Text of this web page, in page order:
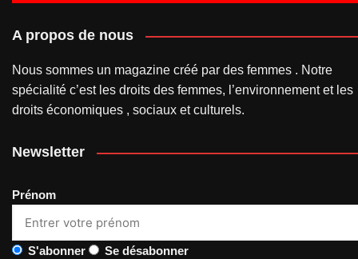
A propos de nous
Nous sommes un magazine créé par des femmes . Notre
spécialité c’est les droits des femmes, l’environnement et les
droits économiques , sociaux et culturels.
Newsletter
Prénom
S'abonner Se désabonner